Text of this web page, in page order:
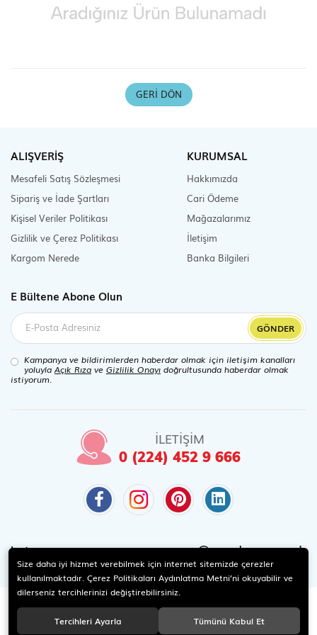
Scooter Çeşitleri
GERI DÖN
ALIŞVERİŞ
Mesafeli Satış Sözleşmesi
Sipariş ve İade Şartları
Kişisel Veriler Politikası
Gizlilik ve Çerez Politikası
Kargom Nerede
KURUMSAL
Hakkımızda
Cari Ödeme
Mağazalarımız
İletişim
Banka Bilgileri
E Bültene Abone Olun
GÖNDER
Kampanya ve bildirimlerden haberdar olmak için iletişim kanalları
yoluylaAçık Rıza ve Gizlilik Onayı doğrultusunda haberdar olmak
istiyorum.
İLETİŞİM
0 (224) 452 9 666
Instagram @candaoyuncak
Size daha iyi hizmet verebilmek için internet sitemizde çerezler
kullanılmaktadır. Çerez Politikaları Aydınlatma Metni’ni okuyabilir ve
dilerseniz tercihlerinizi değiştirebilirsiniz.
Tercihleri Ayarla Tümünü Kabul Et